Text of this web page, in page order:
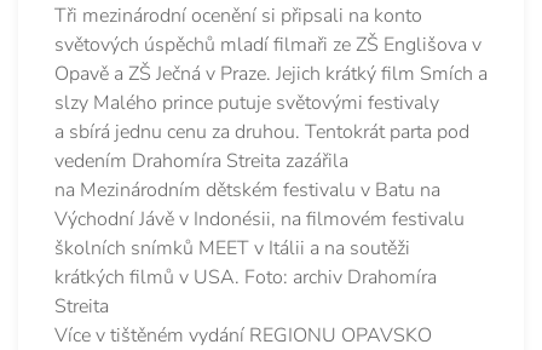
Tři mezinárodní ocenění si připsali na konto
světových úspěchů mladí filmaři ze ZŠ Englišova v
Opavě a ZŠ Ječná v Praze. Jejich krátký film Smích a
slzy Malého prince putuje světovými festivaly
a sbírá jednu cenu za druhou. Tentokrát parta pod
vedením Drahomíra Streita zazářila
na Mezinárodním dětském festivalu v Batu na
Východní Jávě v Indonésii, na filmovém festivalu
školních snímků MEET v Itálii a na soutěži
krátkých filmů v USA. Foto: archiv Drahomíra
Streita
Více v tištěném vydání REGIONU OPAVSKO